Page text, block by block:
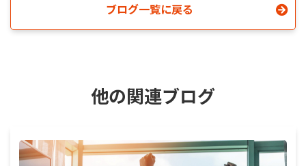
ブログ一覧に戻る
他の関連ブログ